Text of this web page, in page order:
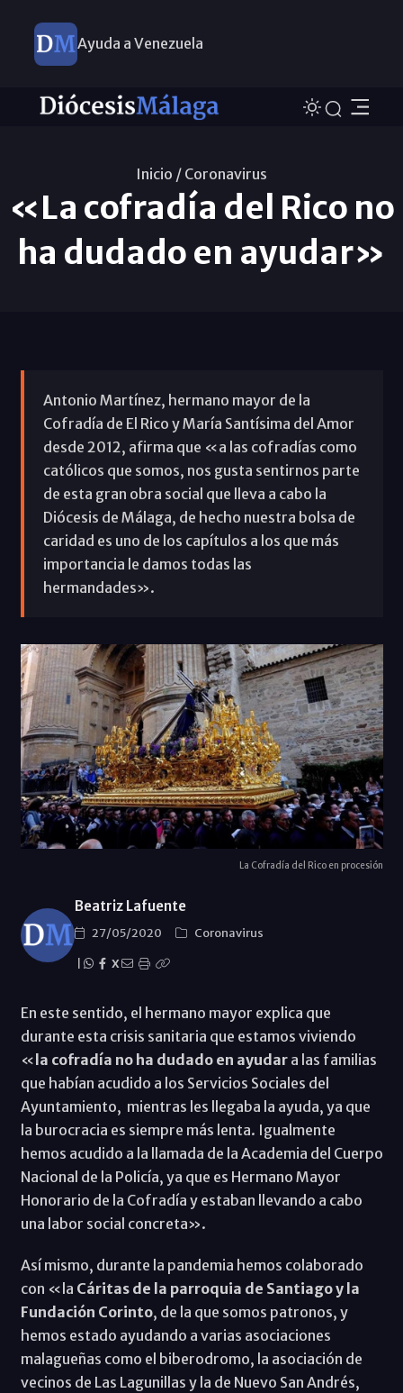
Ayuda a Venezuela
Inicio / Coronavirus
«La cofradía del Rico no
ha dudado en ayudar»
Antonio Martínez, hermano mayor de la
Cofradía de El Rico y María Santísima del Amor
desde 2012, afirma que «a las cofradías como
católicos que somos, nos gusta sentirnos parte
de esta gran obra social que lleva a cabo la
Diócesis de Málaga, de hecho nuestra bolsa de
caridad es uno de los capítulos a los que más
importancia le damos todas las
hermandades».
La Cofradía del Rico en procesión
Beatriz Lafuente
27/05/2020
Coronavirus
X
En este sentido, el hermano mayor explica que
durante esta crisis sanitaria que estamos viviendo
« la cofradía no ha dudado en ayudar a las familias
que habían acudido a los Servicios Sociales del
Ayuntamiento, mientras les llegaba la ayuda, ya que
la burocracia es siempre más lenta. Igualmente
hemos acudido a la llamada de la Academia del Cuerpo
Nacional de la Policía, ya que es Hermano Mayor
Honorario de la Cofradía y estaban llevando a cabo
una labor social concreta».
Así mismo, durante la pandemia hemos colaborado
con «la Cáritas de la parroquia de Santiago y la
Fundación Corinto, de la que somos patronos, y
hemos estado ayudando a varias asociaciones
malagueñas como el biberodromo, la asociación de
vecinos de Las Lagunillas y la de Nuevo San Andrés,